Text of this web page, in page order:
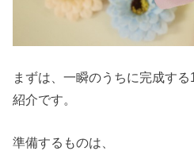
まずは、一瞬のうちに完成す
紹介です。
準備するものは、